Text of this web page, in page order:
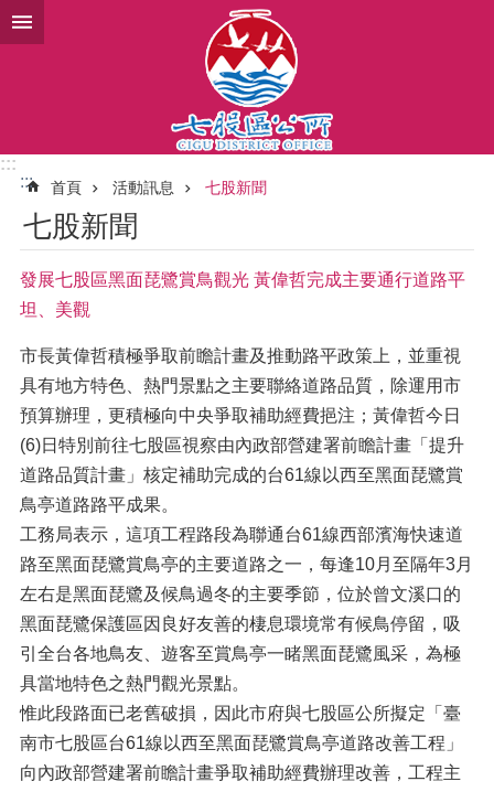
跳到主要內容區塊
:::
:::
首頁 活動訊息 七股新聞
七股新聞
發展七股區黑面琵鷺賞鳥觀光 黃偉哲完成主要通行道路平
坦、美觀
市長黃偉哲積極爭取前瞻計畫及推動路平政策上，並重視
具有地方特色、熱門景點之主要聯絡道路品質，除運用市
預算辦理，更積極向中央爭取補助經費挹注；黃偉哲今日
(6)日特別前往七股區視察由內政部營建署前瞻計畫「提升
道路品質計畫」核定補助完成的台61線以西至黑面琵鷺賞
鳥亭道路路平成果。
工務局表示，這項工程路段為聯通台61線西部濱海快速道
路至黑面琵鷺賞鳥亭的主要道路之一，每逢10月至隔年3月
左右是黑面琵鷺及候鳥過冬的主要季節，位於曾文溪口的
黑面琵鷺保護區因良好友善的棲息環境常有候鳥停留，吸
引全台各地鳥友、遊客至賞鳥亭一睹黑面琵鷺風采，為極
具當地特色之熱門觀光景點。
惟此段路面已老舊破損，因此市府與七股區公所擬定「臺
南市七股區台61線以西至黑面琵鷺賞鳥亭道路改善工程」
向內政部營建署前瞻計畫爭取補助經費辦理改善，工程主